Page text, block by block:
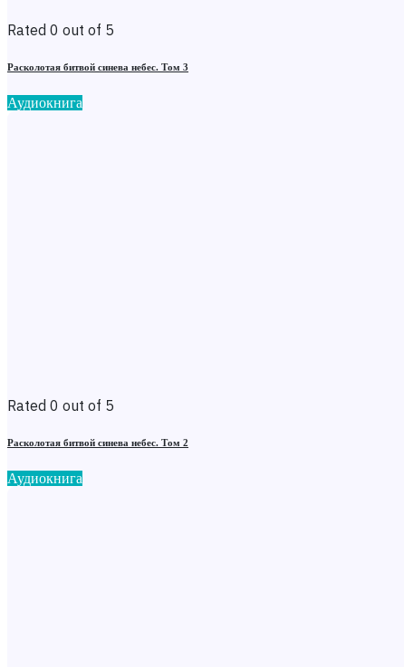
Rated 0 out of 5
Расколотая битвой синева небес. Том 3
Аудиокнига
Rated 0 out of 5
Расколотая битвой синева небес. Том 2
Аудиокнига